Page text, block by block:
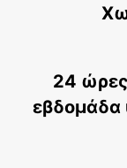
DAVAO -
DAVAO
DAVAO -
24
εβδομάδα